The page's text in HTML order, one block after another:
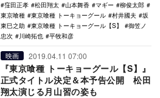
窪田正孝
松田翔太 山本舞香 マギー
柳俊太郎
東京喰種
東京喰種 トーキョーグール 村井國夫
坂
東巳之助
東京喰種 トーキョーグール【S】
御笠ノ
忠次
川崎拓也 平牧和彦
映画 2019.04.11 07:00
『東京喰種 トーキョーグール【S】』
正式タイトル決定＆本予告公開 松田
翔太演じる月山習の姿も